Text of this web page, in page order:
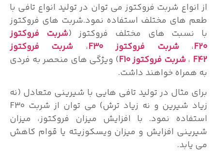
از انواع شربت فروکتوز می توان در تولید انواع تافی با
طعم های مختلف استفاده نمود.شربت های فروکتوز
با نسبت های مختلف فروکتوز (شربت فروکتوز
F20، شربت فروکتوز F30 ، شربت فروکتوز
F42 ، شربت فروکتوزF10) ویژگی های منحصر به فردی
به همراه خواهند داشت.
برای مثال در تولید تافی هایی با شیرینی متعادل (نه
زیاد شیرین و نه زیاد ترش) می توان از شربت F30
استفاده نمود. با افزایش میزان فروکتوز، میزان
شیرینی افزایش و میزان ویسکوزیته یا قوام کاهش
می یابد.